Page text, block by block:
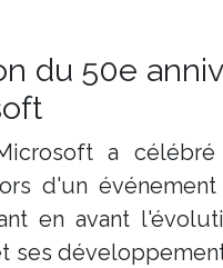
du 50e
a célébré
d'un
en avant
ses